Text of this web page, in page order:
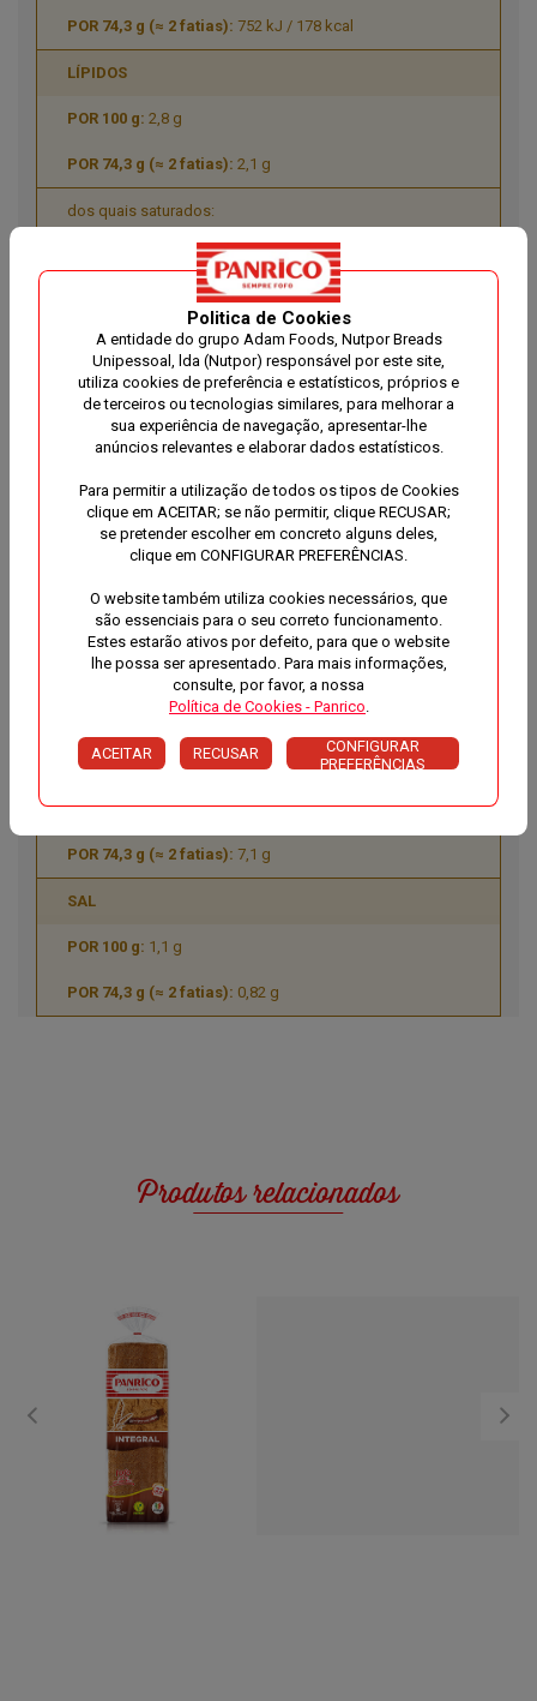
Politica de Cookies
A entidade do grupo Adam Foods, Nutpor Breads
Unipessoal, lda (Nutpor) responsável por este site,
utiliza cookies de preferência e estatísticos, próprios e
de terceiros ou tecnologias similares, para melhorar a
sua experiência de navegação, apresentar-lhe
anúncios relevantes e elaborar dados estatísticos.
Para permitir a utilização de todos os tipos de Cookies
clique em ACEITAR; se não permitir, clique RECUSAR;
se pretender escolher em concreto alguns deles,
clique em CONFIGURAR PREFERÊNCIAS.
O website também utiliza cookies necessários, que
são essenciais para o seu correto funcionamento.
Estes estarão ativos por defeito, para que o website
lhe possa ser apresentado. Para mais informações,
consulte, por favor, a nossa
Política de Cookies - Panrico
ACEITAR RECUSAR
CONFIGURAR
PREFERÊNCIAS
752 kJ / 178 kcal
LÍPIDOS
2,8 g
2,1 g
dos quais saturados:
0,4 g
HIDRATOS DE CARBONO
30g
dos quais açúcares:
2,7 g
FIBRA
7,4 g
5,5 g
PROTEÍNAS
9,5 g
7,1 g
SAL
1,1 g
0,82 g
Produtos relacionados